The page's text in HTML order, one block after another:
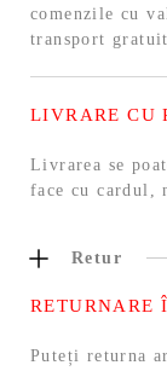
comenzile cu
transport
LIVRARE CU
Livrarea se
face cu cardul,
Retur
Puteți returna